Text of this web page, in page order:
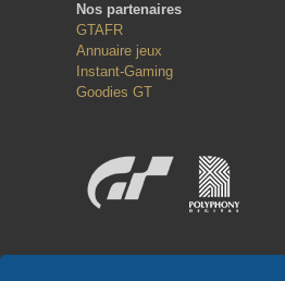
Nos partenaires
GTAFR
Annuaire jeux
Instant-Gaming
Goodies GT